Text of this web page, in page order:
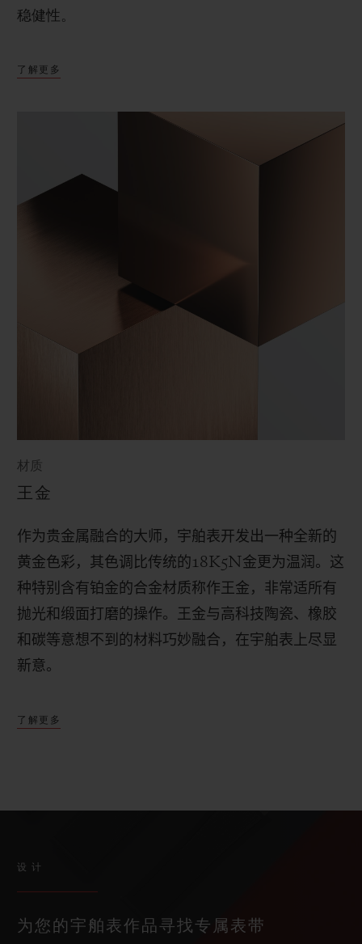
稳健性。
了解更多
材质
王金
作为贵金属融合的大师，宇舶表开发出一种全新的
黄金色彩，其色调比传统的18K5N 金更为温润。这
种特别含有铂金的合金材质称作王金，非常适所有
抛光和缎面打磨的操作。 王金与高科技陶瓷、橡胶
和碳等意想不到的材料巧妙融合，在宇舶表上尽显
新意。
了解更多
设计
为您的宇舶表作品寻找专属表带